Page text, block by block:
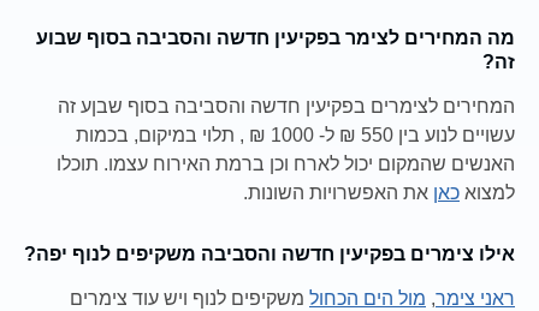
מה המחירים לצימר בפקיעין חדשה והסביבה בסוף שבוע
זה?
המחירים לצימרים בפקיעין חדשה והסביבה בסוף שבןע זה
עשויים לנוע בין 550 ₪ ל- 1000 ₪ , תלוי במיקום, בכמות
האנשים שהמקום יכול לארח וכן ברמת האירוח עצמו. תוכלו
למצוא כאן את האפשרויות השונות.
אילו צימרים בפקיעין חדשה והסביבה משקיפים לנוף יפה?
ראני צימר, מול הים הכחול משקיפים לנוף ויש עוד צימרים